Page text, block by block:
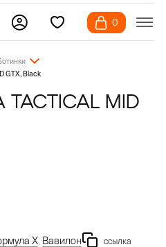
0
GTX, Black
TACTICAL MID
Х, Вавилон ссылка